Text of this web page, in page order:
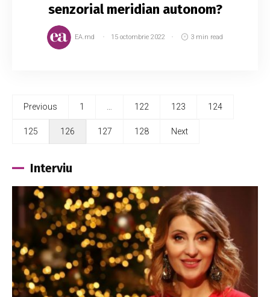
senzorial meridian autonom?
EA.md 15 octombrie 2022 3 min read
Previous 1 122 123 124
125 126 127 128 Next
Interviu